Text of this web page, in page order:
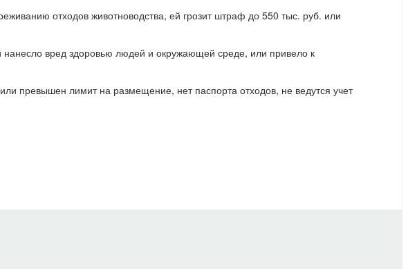
отходов животноводства, ей грозит штраф до 550 тыс. руб. или
нанесло вред здоровью людей и окружающей среде, или привело к
превышен лимит на размещение, нет паспорта отходов, не ведутся учет